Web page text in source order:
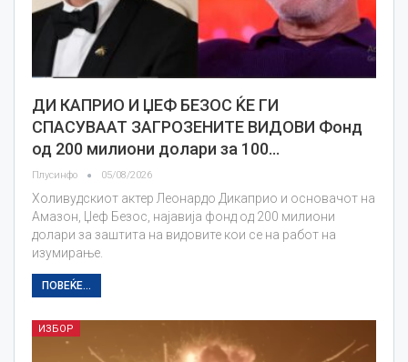
ДИ КАПРИО И ЏЕФ БЕЗОС ЌЕ ГИ
СПАСУВААТ ЗАГРОЗЕНИТЕ ВИДОВИ Фонд
од 200 милиони долари за 100…
Плусинфо 05/08/2026
Холивудскиот актер Леонардо Дикаприо и основачот на
Амазон, Џеф Безос, најавија фонд од 200 милиони
долари за заштита на видовите кои се на работ на
изумирање.
ПОВЕЌЕ...
ИЗБОР